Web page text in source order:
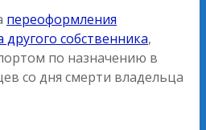
переоформления
собственника,
по назначению в
со дня смерти владельца